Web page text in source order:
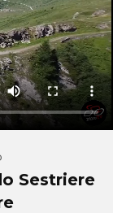
Sestriere